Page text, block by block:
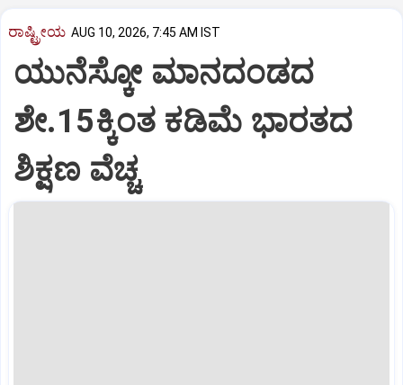
ರಾಷ್ಟ್ರೀಯ AUG 10, 2026, 7:45 AM IST
ಯುನೆಸ್ಕೋ ಮಾನದಂಡದ
ಶೇ.15ಕ್ಕಿಂತ ಕಡಿಮೆ ಭಾರತದ
ಶಿಕ್ಷಣ ವೆಚ್ಚ